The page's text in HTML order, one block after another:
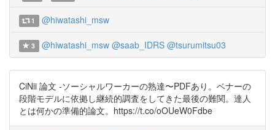
1 @hiwatashi_msw
3 @hiwatashi_msw @saab_IDRS @tsurumitsu03
CiNii 論文 -ソーシャルワーカーの熟達〜PDFあり。ベナーの
段階モデルに依拠し継続的調査をしてきた最後の難関。達人
とは何かの準備的論文。https://t.co/oOUeW0Fdbe